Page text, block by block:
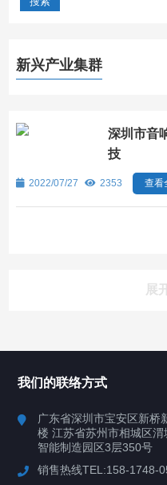
新兴产业集群
深圳市音
技
2022/07/27 2353 查看
展
行业案例
我们的联络方式
广东省深圳市宝安区新桥
楼 江苏省苏州市相城区
智能制造园区3层350号
销售热线TEL:158-1748-